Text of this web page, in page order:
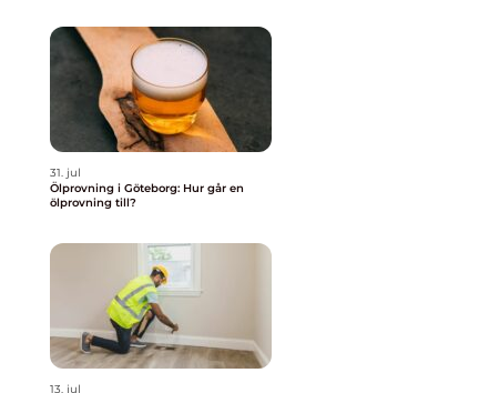
31. jul
Ölprovning i Göteborg: Hur går en
ölprovning till?
13. jul